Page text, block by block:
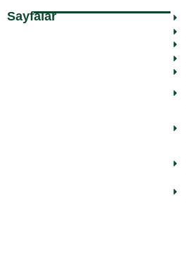
Sayfalar